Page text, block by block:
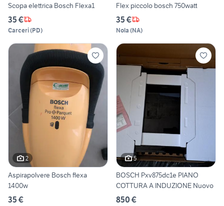
Scopa elettrica Bosch Flexa1
35 €
Carceri(PD)
Flex piccolo bosch 750watt
35 €
Nola (NA)
2
Aspirapolvere Bosch flexa
1400w
35 €
5
BOSCH Pxv875dc1e PIANO
COTTURA A INDUZIONE Nuovo
850 €